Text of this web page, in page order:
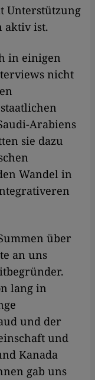
Unterstützung
aktiv ist.
in einigen
nicht
Arabiens
sie dazu
Wandel in
über
an uns
lang in
und der
und
Kanada
gab uns